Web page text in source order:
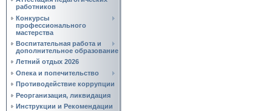
работников
Конкурсы
профессионального
мастерства
Воспитательная работа и
дополнительное образование
Летний отдых 2026
Опека и попечительство
Противодействие коррупции
Реорганизация, ликвидация
Инструкции и Рекомендации